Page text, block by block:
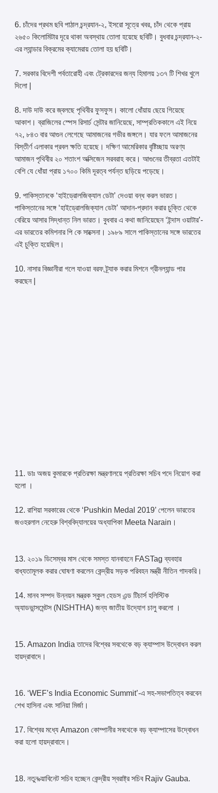
6. চাঁদের প্রথম ছবি পাঠাল চন্দ্রযান-২, ইসরো সূত্রে খবর, চাঁদ থেকে প্রায়
২৬৫০ কিলোমিটার দূরে থাকা অবস্থায় তোলা হয়েছে ছবিটি। বুধবার চন্দ্রযান-২-
এর ল্যান্ডার বিক্রমের ক্যামেরায় তোলা হয় ছবিটি।
7. সরকার বিদেশী পর্বতারোহী এবং ট্রেকারদের জন্য হিমালয় ১৩৭ টি শিখর খুলে
দিলো |
8. দাউ দাউ করে জ্বলছে পৃথিবীর ফুসফুস। কালো ধোঁয়ায় ছেয়ে গিয়েছে
আকাশ। ব্রাজিলের স্পেস রিসার্চ সেন্টার জানিয়েছে, সাম্প্রতিককালে এই নিয়ে
৭২, ৮৪৩ বার আগুন লেগেছে আমাজনের গভীর জঙ্গলে। যার ফলে আমাজনের
বিস্তীর্ণ এলাকার প্রবল ক্ষতি হয়েছে। দক্ষিণ আমেরিকার বৃষ্টিচ্ছায় অরণ্য
আমাজন পৃথিবীর ২০ শতাংশ অক্সিজেন সরবরাহ করে। আগুনের তীব্রতা এতটাই
বেশি যে ধোঁয়া প্রায় ১৭০০ কিমি দূরত্ব পর্যন্ত ছড়িয়ে পড়েছে।
9. পাকিস্তানকে ‘হাইড্রোলজিক্যাল ডেটা’ দেওয়া বন্ধ করল ভারত।
পাকিস্তানের সঙ্গে ‘হাইড্রোলজিক্যাল ডেটা’ আদান-প্রদান করার চুক্তি থেকে
বেরিয়ে আসার সিদ্ধান্ত নিল ভারত। বুধবার এ কথা জানিয়েছেন ‘ইন্দাস ওয়াটার’-
এর ভারতের কমিশনার পি কে সাক্সেনা। ১৯৮৯ সালে পাকিস্তানের সঙ্গে ভারতের
এই চুক্তি হয়েছিল।
10. নাসার বিজ্ঞানীরা গলে যাওয়া বরফ ট্র্যাক করার মিশনে গ্রীনল্যান্ড পার
করছেন |
11. ডাঃ অজয় ​​কুমারকে প্রতিরক্ষা মন্ত্রণালয়ে প্রতিরক্ষা সচিব পদে নিয়োগ করা
হলো ।
12. রাশিয়া সরকারের থেকে ‘Pushkin Medal 2019’ পেলেন ভারতের
জওহরলাল নেহেরু বিশ্ববিদ্যালয়ের অধ্যাপিকা Meeta Narain।
13. ২০১৯ ডিসেম্বর মাস থেকে সমস্ত যানবাহনে FASTag ব্যবহার
বাধ্যতামূলক করার ঘোষণা করলেন কেন্দ্রীয় সড়ক পরিবহন মন্ত্রী নীতিন গাদকরি।
14. মানব সম্পদ উন্নয়ন মন্ত্রক স্কুল হেডস এন্ড টিচার্স হলিস্টিক
অ্যাডভান্সমেন্টস (NISHTHA) জন্য জাতীয় উদ্যোগ চালু করলো ।
15. Amazon India তাদের বিশ্বের সবথেকে বড় ক্যাম্পাস উদ্বোধন করল
হায়দ্রাবাদে।
16. ‘WEF’s India Economic Summit’-এ সহ-সভাপতিত্ব করবেন
শেখ হাসিনা এবং সানিয়া মির্জা।
17. বিশ্বের মধ্যে Amazon কোম্পানীর সবথেকে বড় ক্যাম্পাসের উদ্বোধন
করা হলো হায়দ্রাবাদে।
18. নতুন ক্য়াবিনেট সচিব হচ্ছেন কেন্দ্রীয় স্বরাষ্ট্র সচিব Rajiv Gauba.